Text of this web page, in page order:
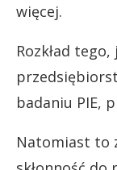
więcej.
Rozkład
badaniu PIE,
Natomiast to